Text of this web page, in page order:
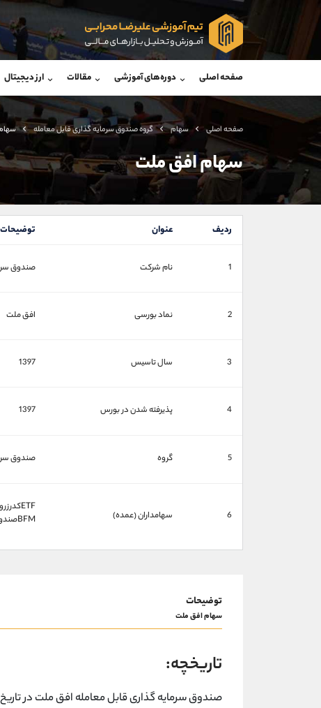
صفحه اصلی دوره‌های آموزشی مقالات ارز دیجیتال
صفحه اصلی سهام گروه صندوق سرمايه گذاری قابل معامله
سهام افق ملت
ردیف عنوان توضیحات
1 نام شرکت صندوق
2 نماد بورسی افق ملت
3 سال تاسیس 1397
4 پذیرفته شدن در بورس 1397
5 گروه صندوق
6 سهامداران (عمده)
ETFكدرزروصندوقهاي سرمايه گذاري قابل معامله (50.83%)
BFMصندوق سرمايه گذاري.ا.بازارگرداني ملت (22.45%)
توضیحات
سهام افق ملت
تاریخچه:
واتساپ شروع گفتگو
@Armteam_admin_104
داخلی 104
واتساپ
تلگرام
اطلاعات تماس (دفتر فروش)
تلفن
بدون پیش شماره